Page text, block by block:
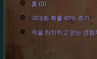
홈 (0)
극대화 확률 40% 증가
적을 처치하고 얻는 경험